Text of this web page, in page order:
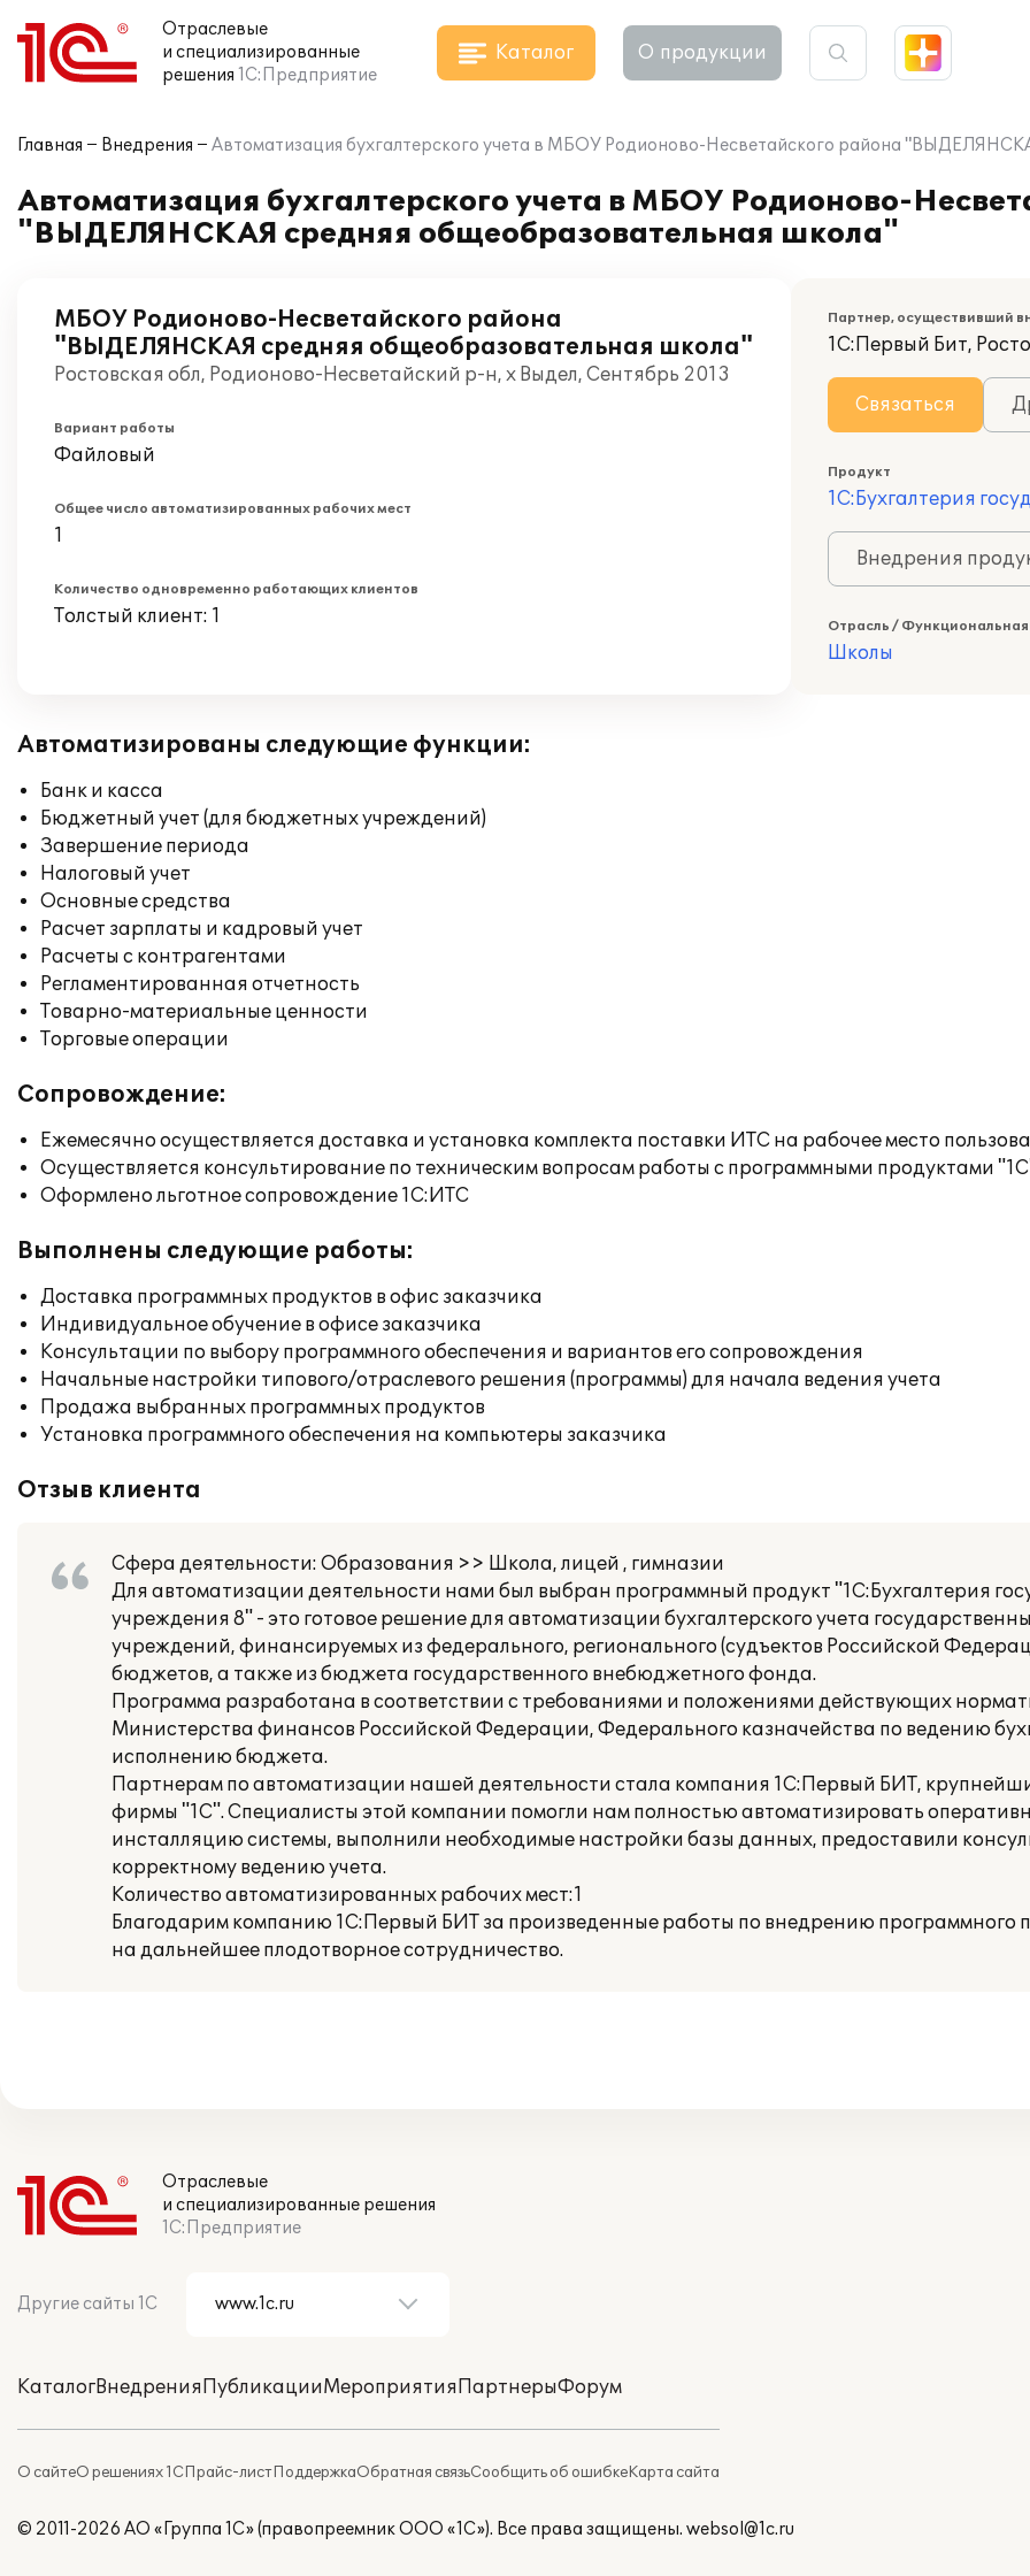
Отраслевые
и специализированные
решения 1С:Предприятие
Каталог О продукции
Главная Внедрения Автоматизация бухгалтерского учета в МБОУ Родионово-Несветайского района
Автоматизация бухгалтерского учета в МБОУ Родионово-
"ВЫДЕЛЯНСКАЯ средняя общеобразовательная школа"
МБОУ Родионово-Несветайского района
"ВЫДЕЛЯНСКАЯ средняя общеобразовательная школа"
Ростовская обл, Родионово-Несветайский р-н, х Выдел, Сентябрь 2013
Вариант работы
Файловый
Общее число автоматизированных рабочих мест
1
Количество одновременно работающих клиентов
Толстый клиент: 1
Партнер, осуществивший
1С:Первый Бит,
Связаться
Продукт
1С:Бухгалтерия
Внедрения
Отрасль / Функциональная
Школы
Автоматизированы следующие функции:
Банк и касса
Бюджетный учет (для бюджетных учреждений)
Завершение периода
Налоговый учет
Основные средства
Расчет зарплаты и кадровый учет
Расчеты с контрагентами
Регламентированная отчетность
Товарно-материальные ценности
Торговые операции
Сопровождение:
Ежемесячно осуществляется доставка и установка комплекта поставки ИТС на рабочее место
Осуществляется консультирование по техническим вопросам работы с программными продуктами
Оформлено льготное сопровождение 1С:ИТС
Выполнены следующие работы:
Доставка программных продуктов в офис заказчика
Индивидуальное обучение в офисе заказчика
Консультации по выбору программного обеспечения и вариантов его сопровождения
Начальные настройки типового/отраслевого решения (программы) для начала ведения учета
Продажа выбранных программных продуктов
Установка программного обеспечения на компьютеры заказчика
Отзыв клиента
Сфера деятельности: Образования >> Школа, лицей , гимназии
Для автоматизации деятельности нами был выбран программный продукт "1С:Бухгалтерия
учреждения 8" - это готовое решение для автоматизации бухгалтерского учета
учреждений, финансируемых из федерального, регионального (судъектов Российской
бюджетов, а также из бюджета государственного внебюджетного фонда.
Программа разработана в соответствии с требованиями и положениями действующих
Министерства финансов Российской Федерации, Федерального казначейства по ведению
исполнению бюджета.
Партнерам по автоматизации нашей деятельности стала компания 1С:Первый БИТ,
фирмы "1С". Специалисты этой компании помогли нам полностью автоматизировать
инсталляцию системы, выполнили необходимые настройки базы данных, предоставили
корректному ведению учета.
Количество автоматизированных рабочих мест:1
Благодарим компанию 1С:Первый БИТ за произведенные работы по внедрению программного
на дальнейшее плодотворное сотрудничество.
Отраслевые
и специализированные решения
1С:Предприятие
Другие сайты 1С
КаталогВнедренияПубликацииМероприятияПартнерыФорум
О сайтеО решениях 1СПрайс-листПоддержкаОбратная связьСообщить об ошибкеКарта сайта
© 2011-2026 АО «Группа 1С» (правопреемник ООО «1С»). Все права защищены. websol@1c.ru